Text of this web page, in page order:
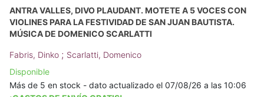
ANTRA VALLES, DIVO PLAUDANT. MOTETE A 5 VOCES CON
VIOLINES PARA LA FESTIVIDAD DE SAN JUAN BAUTISTA.
MÚSICA DE DOMENICO SCARLATTI
Fabris, Dinko ; Scarlatti, Domenico
Disponible
Más de 5 en stock - dato actualizado el 07/08/26 a las 10:06